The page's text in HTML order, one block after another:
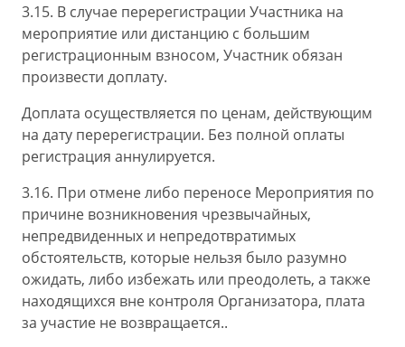
3.15. В случае перерегистрации Участника на
мероприятие или дистанцию с большим
регистрационным взносом, Участник обязан
произвести доплату.
Доплата осуществляется по ценам, действующим
на дату перерегистрации. Без полной оплаты
регистрация аннулируется.
3.16. При отмене либо переносе Мероприятия по
причине возникновения чрезвычайных,
непредвиденных и непредотвратимых
обстоятельств, которые нельзя было разумно
ожидать, либо избежать или преодолеть, а также
находящихся вне контроля Организатора, плата
за участие не возвращается..